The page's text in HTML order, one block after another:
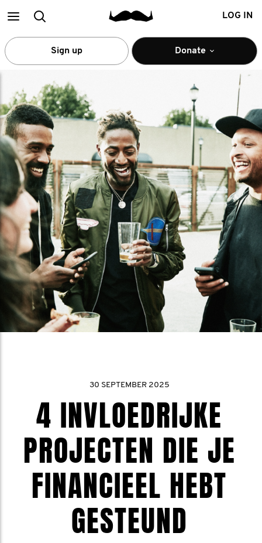
MainSearch LOG IN
Sign up Donate
30 SEPTEMBER 2025
4 INVLOEDRIJKE
PROJECTEN DIE JE
FINANCIEEL HEBT
GESTEUND